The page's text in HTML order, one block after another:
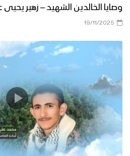
وصايا الخالدين الشهيد – زهير
19/11/2025